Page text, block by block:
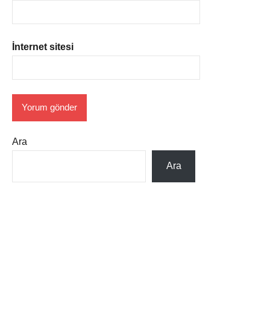
İnternet sitesi
Ara
Ara